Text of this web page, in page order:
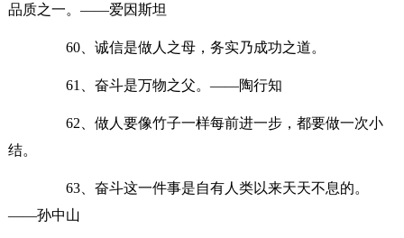
品质之一。——爱因斯坦
60、诚信是做人之母，务实乃成功之道。
61、奋斗是万物之父。——陶行知
62、做人要像竹子一样每前进一步，都要做一次小
结。
63、奋斗这一件事是自有人类以来天天不息的。
——孙中山